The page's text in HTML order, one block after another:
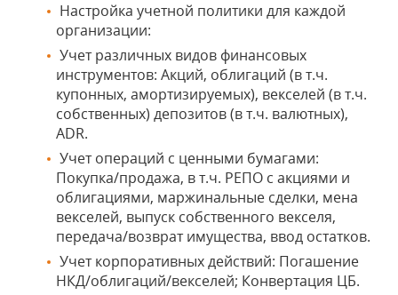
Настройка учетной политики для каждой
организации:
Учет различных видов финансовых
инструментов: Акций, облигаций (в т.ч.
купонных, амортизируемых), векселей (в т.ч.
собственных) депозитов (в т.ч. валютных),
ADR.
Учет операций с ценными бумагами:
Покупка/продажа, в т.ч. РЕПО с акциями и
облигациями, маржинальные сделки, мена
векселей, выпуск собственного векселя,
передача/возврат имущества, ввод остатков.
Учет корпоративных действий: Погашение
НКД/облигаций/векселей; Конвертация ЦБ.